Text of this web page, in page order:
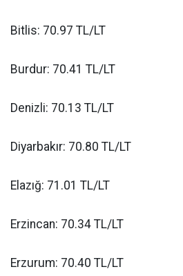
Bitlis: 70.97 TL/LT
Burdur: 70.41 TL/LT
Denizli: 70.13 TL/LT
Diyarbakır: 70.80 TL/LT
Elazığ: 71.01 TL/LT
Erzincan: 70.34 TL/LT
Erzurum: 70.40 TL/LT